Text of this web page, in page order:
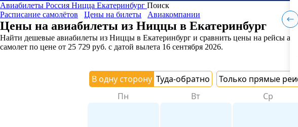
Авиабилеты Россия Ницца Екатеринбург Поиск
Расписание самолётов
Цены на билеты Авиакомпании
Цены на авиабилеты из Ниццы в Екатеринбург
Найти дешевые авиабилеты из Ниццы в Екатеринбург и сравнить цены на рейсы
самолет по цене от 25 729 руб. с датой вылета 16 сентября 2026.
В одну сторону Туда-обратно Только прямые
Пн Вт Ср